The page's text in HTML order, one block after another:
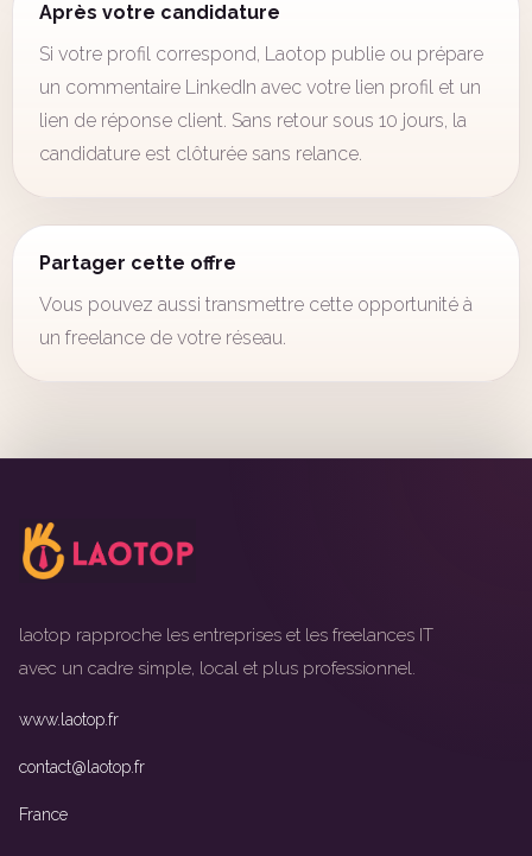
Après votre candidature
Si votre profil correspond, Laotop publie ou prépare
un commentaire LinkedIn avec votre lien profil et un
lien de réponse client. Sans retour sous 10 jours, la
candidature est clôturée sans relance.
Partager cette offre
Vous pouvez aussi transmettre cette opportunité à
un freelance de votre réseau.
laotop rapproche les entreprises et les freelances IT
avec un cadre simple, local et plus professionnel.
www.laotop.fr
contact@laotop.fr
France